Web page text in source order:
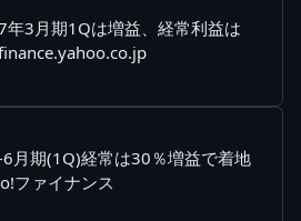
年3月期1Qは増益、経常利益は
6月期(1Q)経常は30％増益で着地
ファイナンス